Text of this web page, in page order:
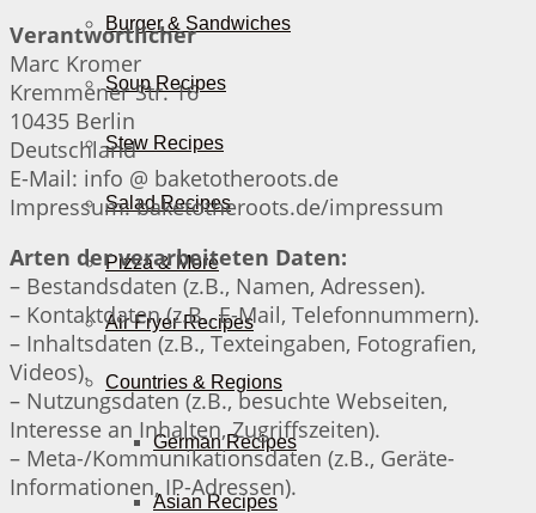
Burger & Sandwiches
Soup Recipes
Stew Recipes
Salad Recipes
Pizza & More
Air Fryer Recipes
Countries & Regions
German Recipes
Asian Recipes
Verantwortlicher
Marc Kromer
Kremmener Str. 16
10435 Berlin
Deutschland
E-Mail: info @ baketotheroots.de
Impressum: baketotheroots.de/impressum
Arten der verarbeiteten Daten:
– Bestandsdaten (z.B., Namen, Adressen).
– Kontaktdaten (z.B., E-Mail, Telefonnummern).
– Inhaltsdaten (z.B., Texteingaben, Fotografien,
Videos).
– Nutzungsdaten (z.B., besuchte Webseiten,
Interesse an Inhalten, Zugriffszeiten).
– Meta-/Kommunikationsdaten (z.B., Geräte-
Informationen, IP-Adressen).